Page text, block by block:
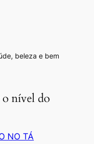
beleza e bem
o nível do
NO TÁ